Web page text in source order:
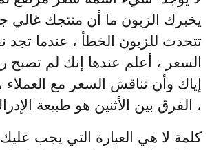
يخبرك الزبون ما أن منتجك غالي
تتحدث للزبون الخطأ ، عندما
السعر ، أعلم عندها إنك لم تصبح
إياك وأن تناقش السعر مع العملاء
، الفرق بين الأثنين هو طبيعة
كلمة لا هي العبارة التي يجب